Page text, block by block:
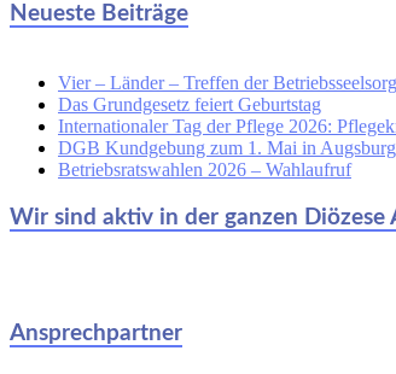
Neueste Beiträge
Vier – Länder – Treffen der
Das Grundgesetz feiert Geburtstag
Internationaler Tag der Pflege 2026:
DGB Kundgebung zum 1. Mai in Augsburg
Betriebsratswahlen 2026 – Wahlaufruf
Wir sind aktiv in der ganzen Diözese
Ansprechpartner